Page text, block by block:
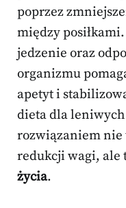
poprzez
między
jedzenie oraz
organizmu
apetyt i
dieta dla leniwych
rozwiązaniem nie
redukcji wagi, ale
życia.